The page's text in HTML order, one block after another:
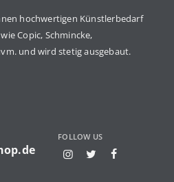
hochwertigen Künstlerbedarf
Copic, Schmincke,
und wird stetig ausgebaut.
FOLLOW US